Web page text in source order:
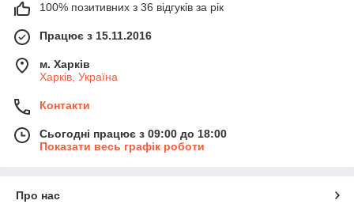
100% позитивних з 36 відгуків за рік
Працює з 15.11.2016
м. Харків
Харків, Україна
Контакти
Сьогодні працює з 09:00 до 18:00
Показати весь графік роботи
Про нас